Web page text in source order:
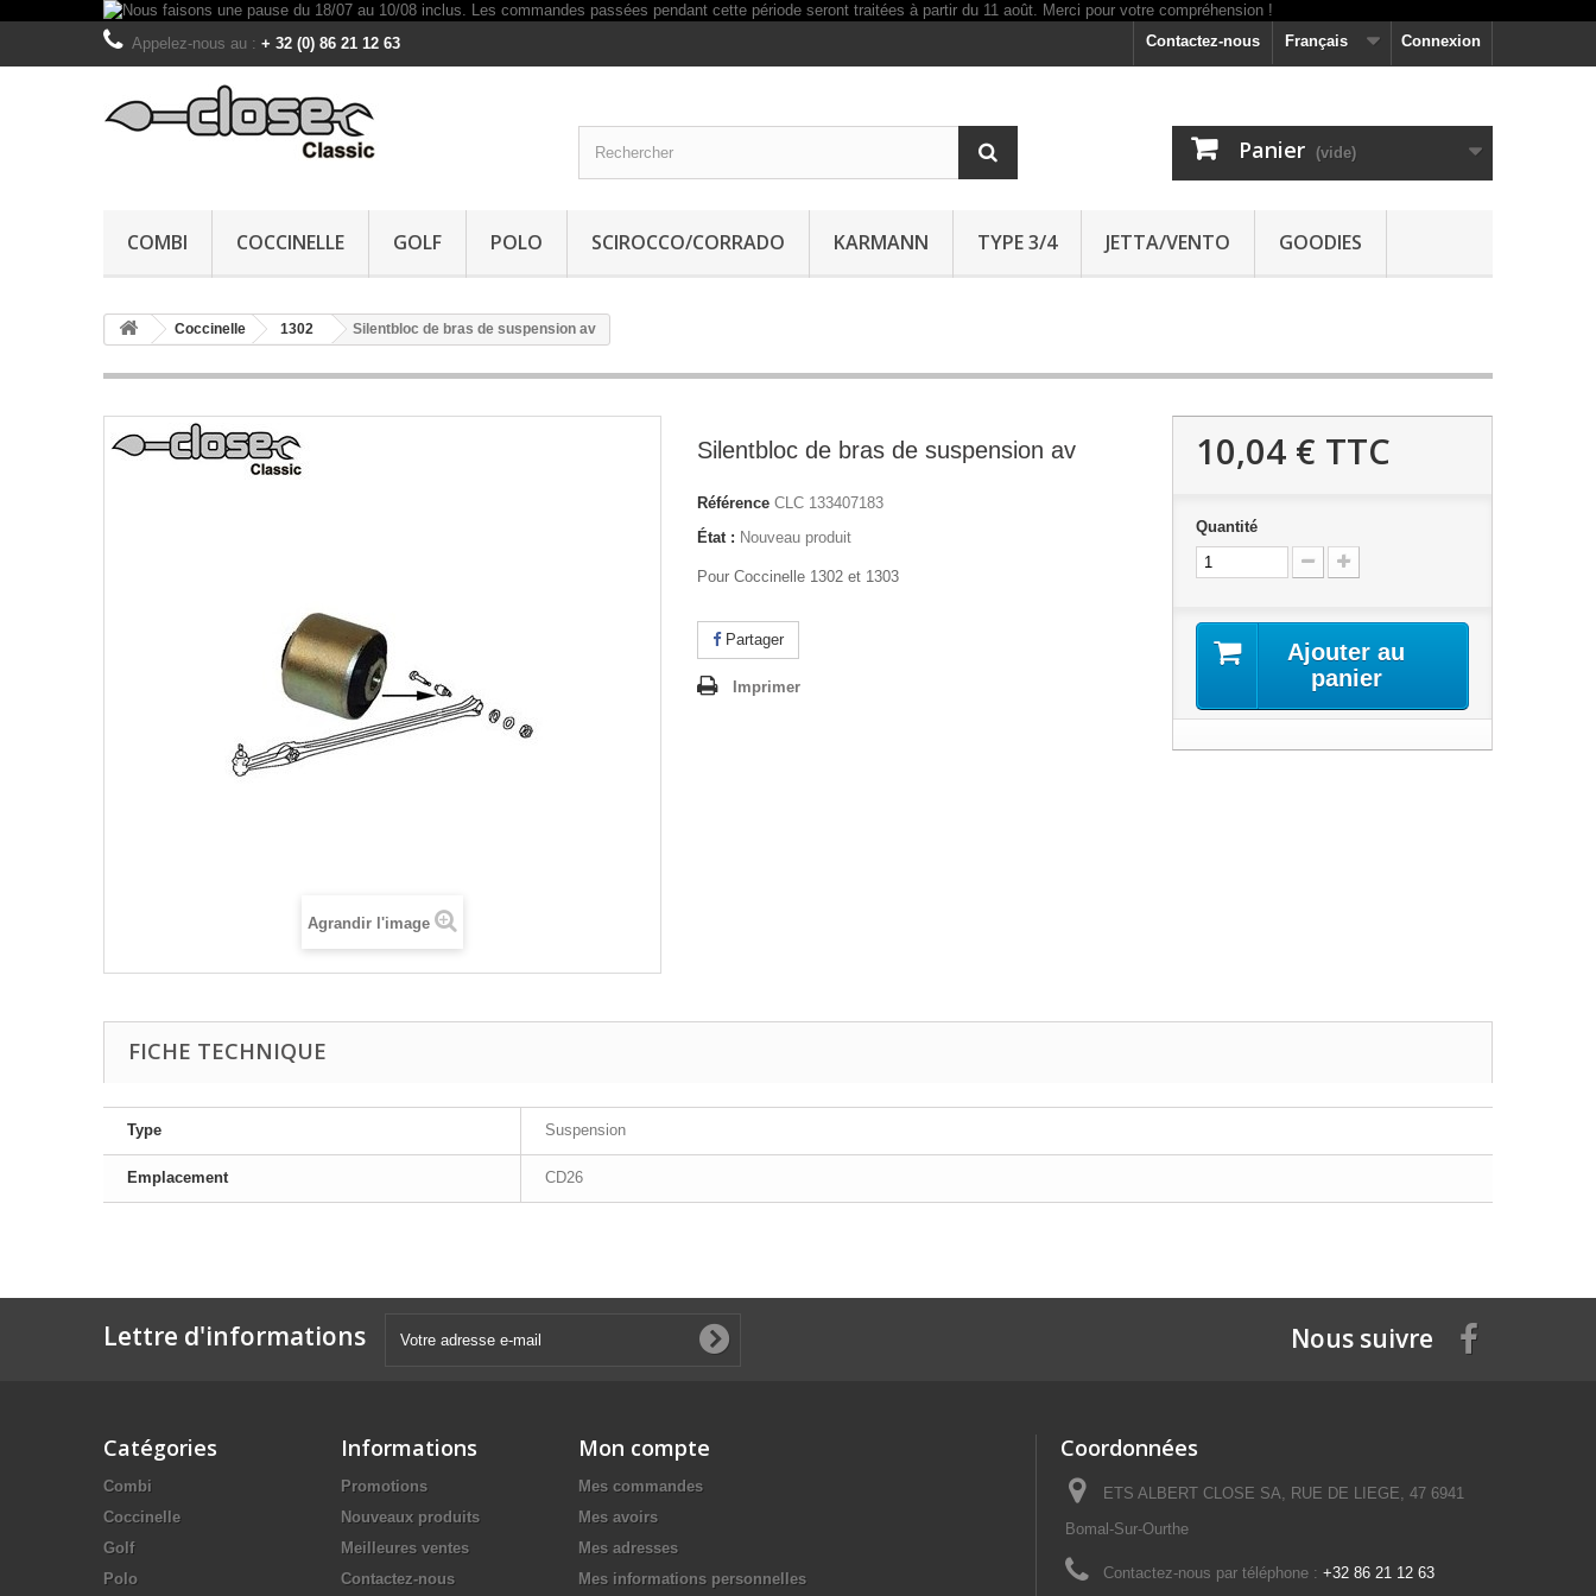
Connexion
Français
Contactez-nous
Appelez-nous au : + 32 (0) 86 21 12 63
Panier (vide)
COMBI COCCINELLE GOLF POLO SCIROCCO/CORRADO KARMANN TYPE 3/4 JETTA/VENTO GOODIES
Coccinelle 1302 Silentbloc de bras de suspension av
Agrandir l'image
Silentbloc de bras de suspension av
Référence CLC 133407183
État : Nouveau produit
Pour Coccinelle 1302 et 1303
Partager
Imprimer
10,04 € TTC
Quantité
Ajouter au
panier
FICHE TECHNIQUE
Type Suspension
Emplacement CD26
Lettre d'informations Nous suivre
Catégories
Combi
Coccinelle
Golf
Polo
Informations
Promotions
Nouveaux produits
Meilleures ventes
Contactez-nous
Mon compte
Mes commandes
Mes avoirs
Mes adresses
Mes informations personnelles
Coordonnées
ETS ALBERT CLOSE SA, RUE DE LIEGE, 47 6941
Bomal-Sur-Ourthe
Contactez-nous par téléphone : +32 86 21 12 63